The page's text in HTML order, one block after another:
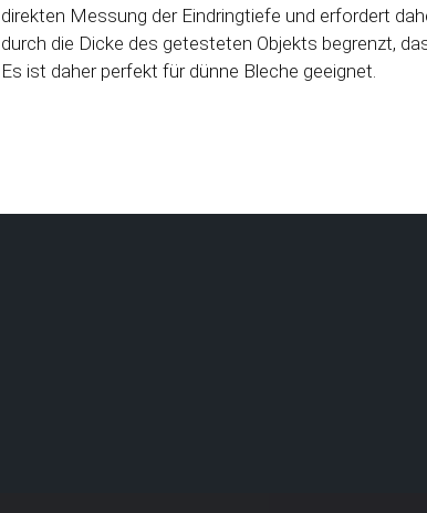
direkten Messung der Eindringtiefe und erfordert
durch die Dicke des getesteten Objekts begrenzt,
Es ist daher perfekt für dünne Bleche geeignet.